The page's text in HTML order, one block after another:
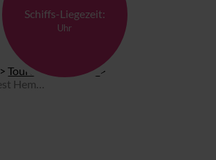
Schiffs-Liegezeit:
Uhr
>Touren in Havanna>
Spaziergang zu Ernest Hemingways Lieblingsbars (Start am Hafen)